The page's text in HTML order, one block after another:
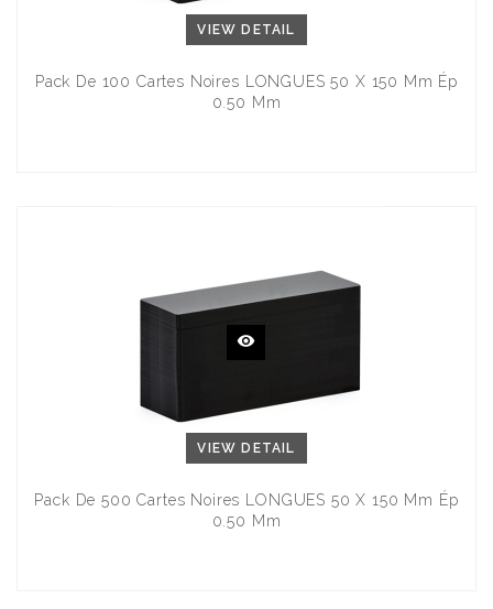
VIEW DETAIL
Pack De 100 Cartes Noires LONGUES 50 X 150 Mm Ép
0.50 Mm
VIEW DETAIL
Pack De 500 Cartes Noires LONGUES 50 X 150 Mm Ép
0.50 Mm